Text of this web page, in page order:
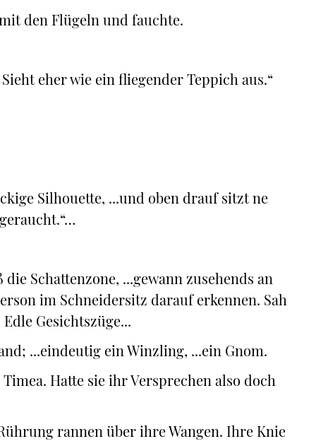
den Flügeln und fauchte.
eher wie ein fliegender Teppich aus.“
Silhouette, ...und oben drauf sitzt ne
Schattenzone, ...gewann zusehends an
im Schneidersitz darauf erkennen. Sah
Gesichtszüge...
...eindeutig ein Winzling, ...ein Gnom.
Hatte sie ihr Versprechen also doch
rannen über ihre Wangen. Ihre Knie